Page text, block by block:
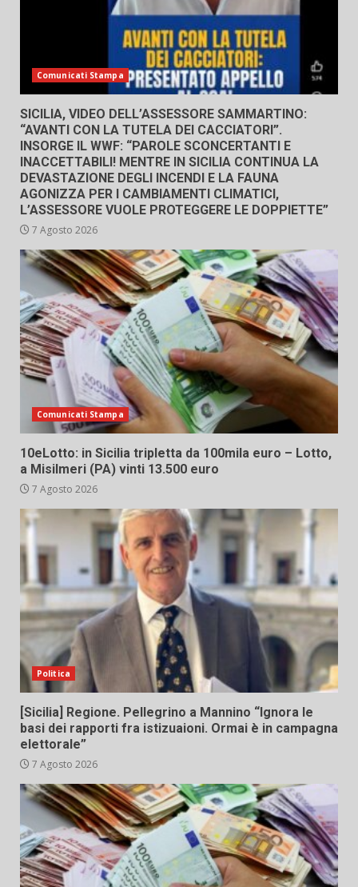
Comunicati Stampa
SICILIA, VIDEO DELL’ASSESSORE SAMMARTINO:
“AVANTI CON LA TUTELA DEI CACCIATORI”.
INSORGE IL WWF: “PAROLE SCONCERTANTI E
INACCETTABILI! MENTRE IN SICILIA CONTINUA LA
DEVASTAZIONE DEGLI INCENDI E LA FAUNA
AGONIZZA PER I CAMBIAMENTI CLIMATICI,
L’ASSESSORE VUOLE PROTEGGERE LE DOPPIETTE”
7 Agosto 2026
Comunicati Stampa
10eLotto: in Sicilia tripletta da 100mila euro – Lotto,
a Misilmeri (PA) vinti 13.500 euro
7 Agosto 2026
Politica
[Sicilia] Regione. Pellegrino a Mannino “Ignora le
basi dei rapporti fra istizuaioni. Ormai è in campagna
elettorale”
7 Agosto 2026